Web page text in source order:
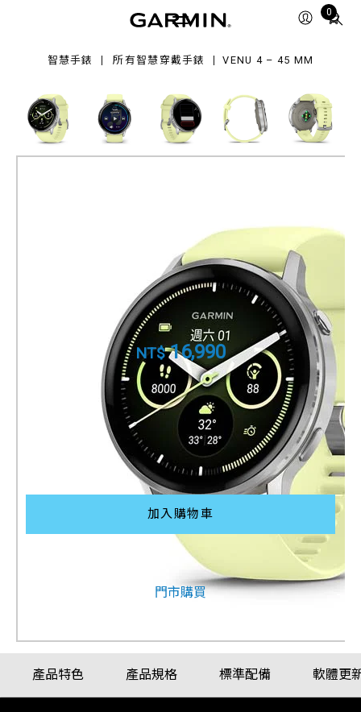
0
Total
智慧手錶 所有智慧穿戴手錶 VENU 4 – 45 MM
Venu 4 – 45 mm
GPS 智慧腕錶
產品料號 010-03014-12
NT$ 16,990
加入購物車
其他購買方式
門市購買
產品特色 產品規格 標準配備 軟體更